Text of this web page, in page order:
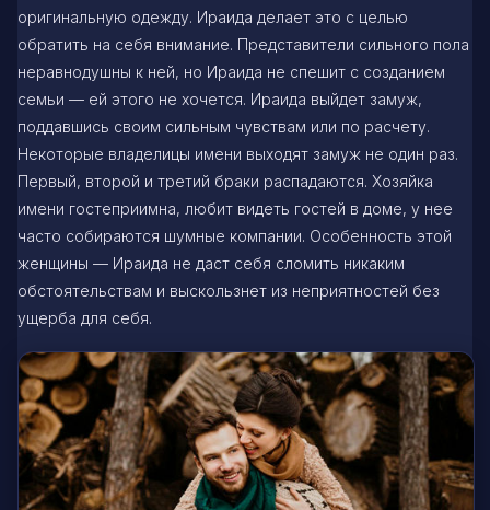
оригинальную одежду. Ираида делает это с целью
обратить на себя внимание. Представители сильного пола
неравнодушны к ней, но Ираида не спешит с созданием
семьи — ей этого не хочется. Ираида выйдет замуж,
поддавшись своим сильным чувствам или по расчету.
Некоторые владелицы имени выходят замуж не один раз.
Первый, второй и третий браки распадаются. Хозяйка
имени гостеприимна, любит видеть гостей в доме, у нее
часто собираются шумные компании. Особенность этой
женщины — Ираида не даст себя сломить никаким
обстоятельствам и выскользнет из неприятностей без
ущерба для себя.